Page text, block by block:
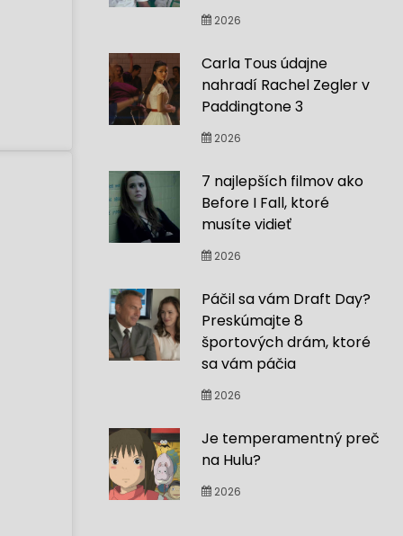
2026
Carla Tous údajne
nahradí Rachel Zegler v
Paddingtone 3
2026
7 najlepších filmov ako
Before I Fall, ktoré
musíte vidieť
2026
Páčil sa vám Draft Day?
Preskúmajte 8
športových drám, ktoré
sa vám páčia
2026
Je temperamentný preč
na Hulu?
2026